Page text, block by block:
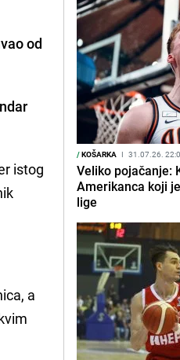
od
istog
a
/KOŠARKA I 31.07.26.
Veliko pojačanje:
Amerikanca koji
lige